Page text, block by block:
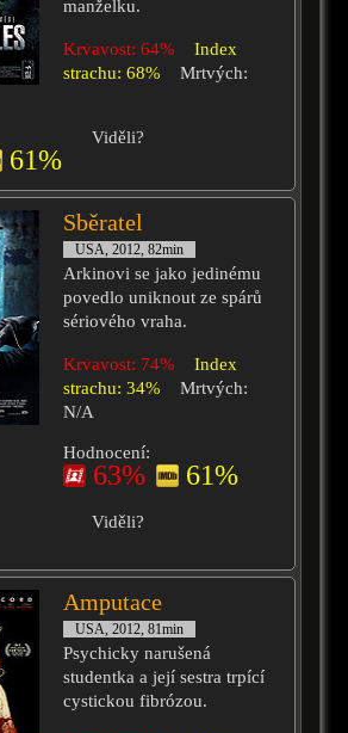
manželku.
Krvavost: 64%
Index
strachu: 68%
Mrtvých:
61%
Viděli?
Sběratel
USA, 2012, 82min
Arkinovi se jako jedinému
povedlo uniknout ze spárů
sériového vraha.
Krvavost: 74%
Index
strachu: 34%
Mrtvých:
N/A
Hodnocení:
63% 61%
Viděli?
Amputace
USA, 2012, 81min
Psychicky narušená
studentka a její sestra trpící
cystickou fibrózou.